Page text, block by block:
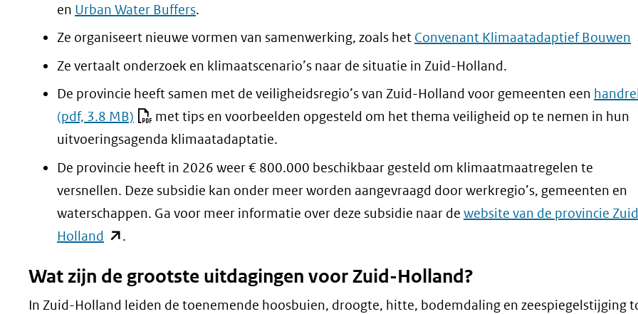
nieuw
naar
een
website)
en Urban Water Buffers.
Ze organiseert nieuwe vormen van samenwerking, zoals het Convenant Klimaatadaptief Bouwen
Ze vertaalt onderzoek en klimaatscenario’s naar de situatie in Zuid-Holland.
De provincie heeft samen met de veiligheidsregio’s van Zuid-Holland voor gemeenten een
(pdf, 3.8 MB)
met tips en voorbeelden opgesteld om het thema veiligheid op te nemen in hun
uitvoeringsagenda klimaatadaptatie.
De provincie heeft in 2026 weer € 800.000 beschikbaar gesteld om klimaatmaatregelen te
versnellen. Deze subsidie kan onder meer worden aangevraagd door werkregio’s, gemeenten en
waterschappen. Ga voor meer informatie over deze subsidie naar de website van de provincie
Holland (opent
nieuw
venster)
.
Wat zijn de grootste uitdagingen voor Zuid-Holland?
In Zuid-Holland leiden de toenemende hoosbuien, droogte, hitte, bodemdaling en zeespiegelstijging